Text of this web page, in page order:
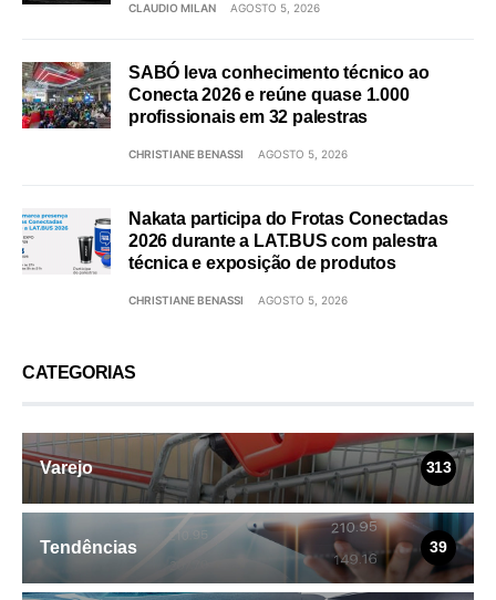
CLAUDIO MILAN AGOSTO 5, 2026
SABÓ leva conhecimento técnico ao
Conecta 2026 e reúne quase 1.000
profissionais em 32 palestras
CHRISTIANE BENASSI AGOSTO 5, 2026
Nakata participa do Frotas Conectadas
2026 durante a LAT.BUS com palestra
técnica e exposição de produtos
CHRISTIANE BENASSI AGOSTO 5, 2026
CATEGORIAS
Varejo 313
Tendências 39